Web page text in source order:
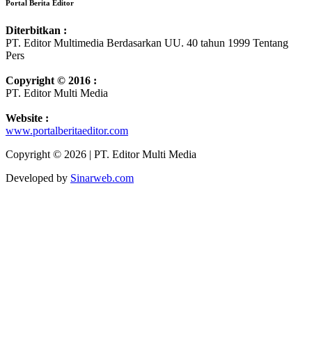
Portal Berita Editor
Diterbitkan :
PT. Editor Multimedia Berdasarkan UU. 40 tahun 1999 Tentang
Pers
Copyright © 2016 :
PT. Editor Multi Media
Website :
www.portalberitaeditor.com
Copyright © 2026 | PT. Editor Multi Media
Developed by Sinarweb.com